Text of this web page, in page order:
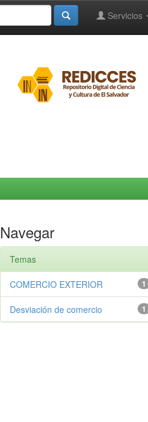
Servicios
Navegar
Temas
1
COMERCIO EXTERIOR
1
Desviación de comercio